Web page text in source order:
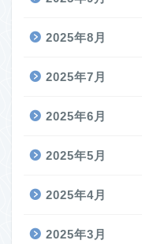
2025年8月
2025年7月
2025年6月
2025年5月
2025年4月
2025年3月